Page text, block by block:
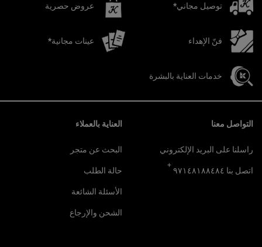
توصيل مجاني* عروض حصرية
فنّ الإهداء عينات مجانية*
خدمات العناية بالبشرة
التواصل معنا
راسلنا على البريد الإلكتروني
اتصل بنا ٩٧١٤٨١٨٨٤٨٤
+
العناية بالعملاء
البحث عن متجر
حالة الطلب
الأسئلة الشائعة
الشحن والإرجاع